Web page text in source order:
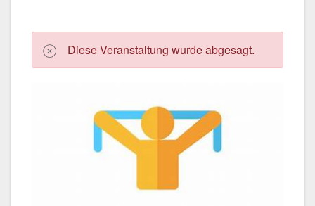
Die­se Ver­an­stal­tung wur­de abge­sagt.